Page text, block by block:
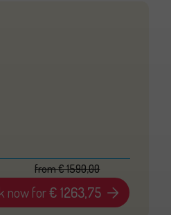
now for€ 1263,75
from€ 1590,00